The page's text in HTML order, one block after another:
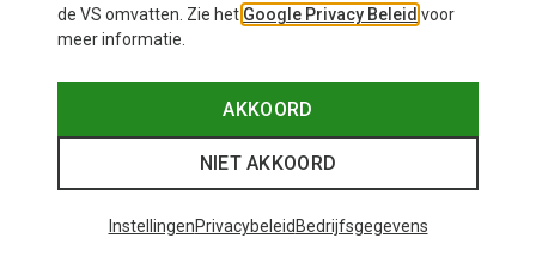
de VS omvatten. Zie het Google Privacy Beleid voor
meer informatie.
AKKOORD
NIET AKKOORD
InstellingenPrivacybeleid Bedrijfsgegevens